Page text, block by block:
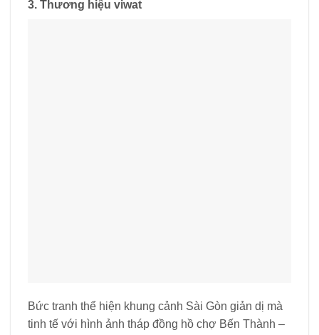
3. Thương hiệu viwat
Bức tranh thể hiện khung cảnh Sài Gòn giản dị mà
tinh tế với hình ảnh tháp đồng hồ chợ Bến Thành –